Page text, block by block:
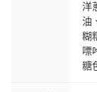
洋
油
糊
嘌
糖